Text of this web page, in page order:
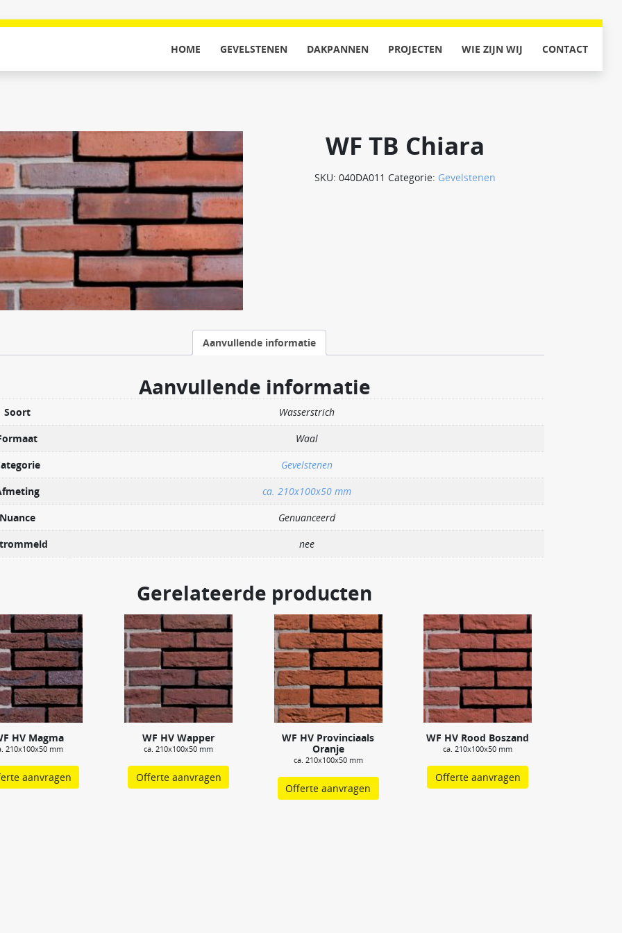
HOME GEVELSTENEN DAKPANNEN PROJECTEN WIE ZIJN WIJ CONTACT
WF TB Chiara
SKU: 040DA011 Categorie: Gevelstenen
Aanvullende informatie
Aanvullende informatie
Soort
Wasserstrich
Waal
Gevelstenen
ca. 210x100x50 mm
Genuanceerd
nee
Gerelateerde producten
HV Magma
210x100x50 mm
aanvragen
WF HV Wapper
ca. 210x100x50 mm
Offerte aanvragen
WF HV Provinciaals
Oranje
ca. 210x100x50 mm
Offerte aanvragen
WF HV Rood Boszand
ca. 210x100x50 mm
Offerte aanvragen